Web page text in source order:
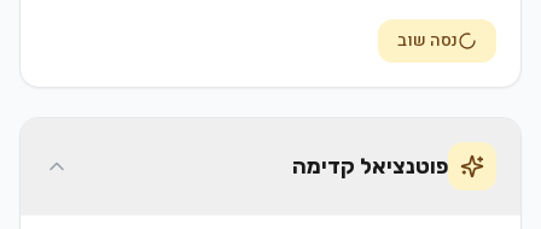
נסה שוב
פוטנציאל קדימה